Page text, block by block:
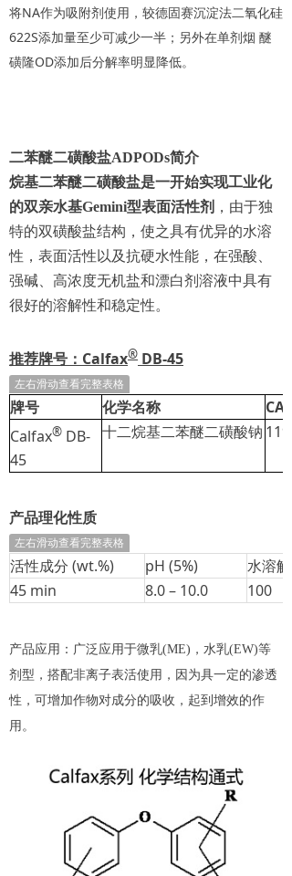
将NA作为吸附剂使用，较德固赛沉淀法二氧化硅
622S添加量至少可减少一半；另外在单剂烟 醚
磺隆OD添加后分解率明显降低。
二苯醚二磺酸盐ADPODs简介
烷基二苯醚二磺酸盐是一开始实现工业化
的双亲水基Gemini型表面活性剂 ，由于独
特的双磺酸盐结构，使之具有优异的水溶
性，表面活性以及抗硬水性能，在强酸、
强碱、高浓度无机盐和漂白剂溶液中具有
很好的溶解性和稳定性。
推荐牌号：Calfax® DB-45
左右滑动查看完整表格
牌号 化学名称
Calfax® DB-
45
十二烷基二苯醚二磺酸钠
产品理化性质
左右滑动查看完整表格
活性成分 (wt.%) pH (5%)
水溶解
45 min
8.0 – 10.0 100
产品应用：广泛应用于微乳(ME)，水乳(EW)等
剂型，搭配非离子表活使用，因为具一定的渗透
性，可增加作物对成分的吸收，起到增效的作
用。